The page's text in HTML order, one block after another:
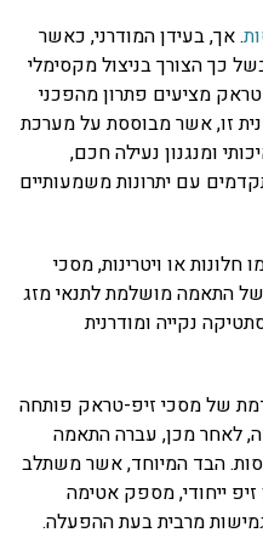
. אך, בעידן המודרני, כאשר
כך הצורך בניצול מקסימלי
מציעים פתרון מהפכני
זו, אשר מבוססת על מערכת
ומנגנון נעילה חכם,
עם יתרונות משמעותיים
חלונות או ויטרינות, מסכי
התאמה מושלמת לתנאי מזג
נקייה ומודרנית
של מסכי זיפ-טראק פותחה
לאחר מכן, עברה התאמה
הבד המיוחד, אשר משתלב
ייחודי, מספק אטימה
מרבית בעת ההפעלה.